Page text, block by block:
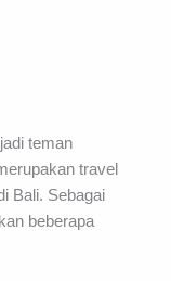
teman
travel
Bali. Sebagai
beberapa